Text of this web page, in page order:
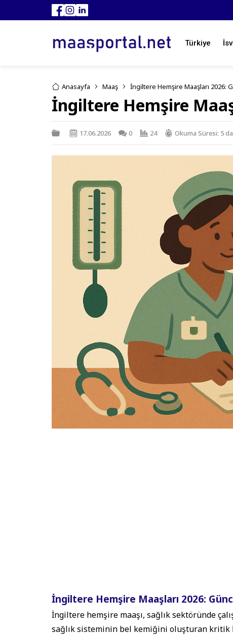
Türkiye
Anasayfa Maaş İngiltere Hemşire Maaşları 2026:
İngiltere Hemşire
17.06.2026 0 24 Okuma Süresi: 5
İngiltere Hemşire Maaşları 2026:
İngiltere hemşire maaşı, sağlık sektöründe
sağlık sisteminin bel kemiğini oluşturan kritik